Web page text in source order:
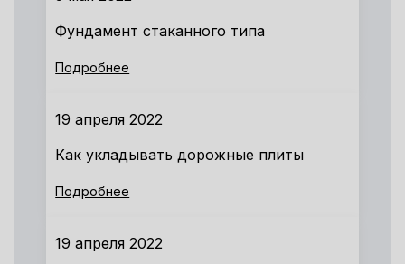
Фундамент стаканного типа
Подробнее
19 апреля 2022
Как укладывать дорожные плиты
Подробнее
19 апреля 2022